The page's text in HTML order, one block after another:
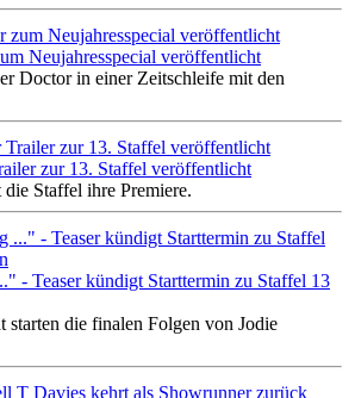
Neujahresspecial veröffentlicht
Doctor in einer Zeitschleife mit den
zur 13. Staffel veröffentlicht
Staffel ihre Premiere.
- Teaser kündigt Starttermin zu Staffel 13
starten die finalen Folgen von Jodie